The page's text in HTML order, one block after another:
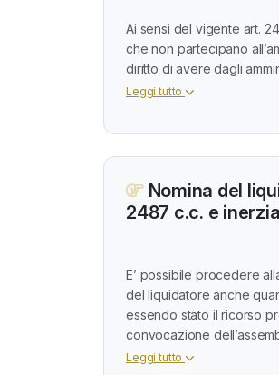
Ai sensi del vigente art.
che non partecipano
diritto di avere dagli
Leggi tutto
Nomina del
2487 c.c. e
E’ possibile procedere
del liquidatore anche
essendo stato il ricorso
convocazione
Leggi tutto